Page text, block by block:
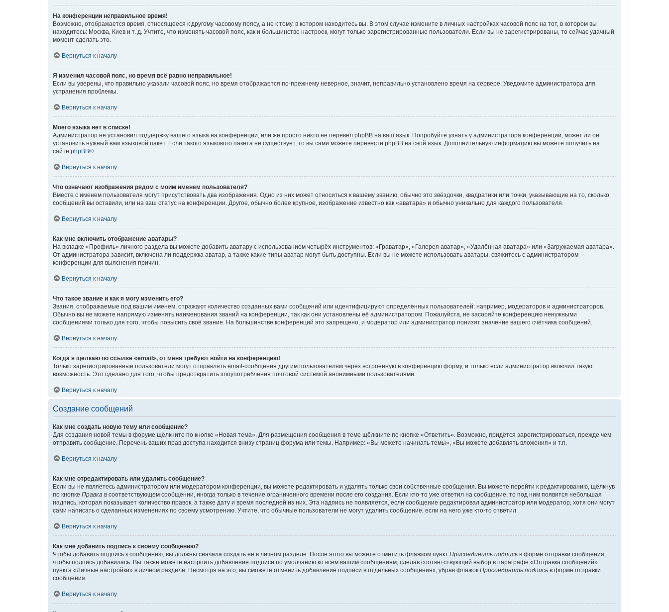
На конференции неправильное время!
Возможно, отображается время, относящееся к другому часовому поясу, а не к тому, в котором находитесь вы. В этом случае измените в личных настройках часовой пояс на тот, в котором вы
находитесь: Москва, Киев и т. д. Учтите, что изменять часовой пояс, как и большинство настроек, могут только зарегистрированные пользователи. Если вы не зарегистрированы, то сейчас удачный
момент сделать это.
Вернуться к началу
Я изменил часовой пояс, но время всё равно неправильное!
Если вы уверены, что правильно указали часовой пояс, но время отображается по-прежнему неверное, значит, неправильно установлено время на сервере. Уведомите администратора для
устранения проблемы.
Вернуться к началу
Моего языка нет в списке!
Администратор не установил поддержку вашего языка на конференции, или же просто никто не перевёл phpBB на ваш язык. Попробуйте узнать у администратора конференции, может ли он
установить нужный вам языковой пакет. Если такого языкового пакета не существует, то вы сами можете перевести phpBB на свой язык. Дополнительную информацию вы можете получить на
сайте phpBB®.
Вернуться к началу
Что означают изображения рядом с моим именем пользователя?
Вместе с именем пользователя могут присутствовать два изображения. Одно из них может относиться к вашему званию, обычно это звёздочки, квадратики или точки, указывающие на то, сколько
сообщений вы оставили, или на ваш статус на конференции. Другое, обычно более крупное, изображение известно как «аватара» и обычно уникально для каждого пользователя.
Вернуться к началу
Как мне включить отображение аватары?
На вкладке «Профиль» личного раздела вы можете добавить аватару с использованием четырёх инструментов: «Граватар», «Галерея аватар», «Удалённая аватара» или «Загружаемая аватара».
От администратора зависит, включена ли поддержка аватар, а также какие типы аватар могут быть доступны. Если вы не можете использовать аватары, свяжитесь с администратором
конференции для выяснения причин.
Вернуться к началу
Что такое звание и как я могу изменить его?
Звания, отображаемые под вашим именем, отражают количество созданных вами сообщений или идентифицируют определённых пользователей: например, модераторов и администраторов.
Обычно вы не можете напрямую изменять наименования званий на конференции, так как они установлены её администратором. Пожалуйста, не засоряйте конференцию ненужными
сообщениями только для того, чтобы повысить своё звание. На большинстве конференций это запрещено, и модератор или администратор понизят значение вашего счётчика сообщений.
Вернуться к началу
Когда я щёлкаю по ссылке «email», от меня требуют войти на конференцию!
Только зарегистрированные пользователи могут отправлять email-сообщения другим пользователям через встроенную в конференцию форму, и только если администратор включил такую
возможность. Это сделано для того, чтобы предотвратить злоупотребления почтовой системой анонимными пользователями.
Вернуться к началу
Создание сообщений
Как мне создать новую тему или сообщение?
Для создания новой темы в форуме щёлкните по кнопке «Новая тема». Для размещения сообщения в теме щёлкните по кнопке «Ответить». Возможно, придётся зарегистрироваться, прежде чем
отправить сообщение. Перечень ваших прав доступа находится внизу страниц форума или темы. Например: «Вы можете начинать темы», «Вы можете добавлять вложения» и т.п.
Вернуться к началу
Как мне отредактировать или удалить сообщение?
Если вы не являетесь администратором или модератором конференции, вы можете редактировать и удалять только свои собственные сообщения. Вы можете перейти к редактированию, щёлкнув
по кнопке Правка в соответствующем сообщении, иногда только в течение ограниченного времени после его создания. Если кто-то уже ответил на сообщение, то под ним появится небольшая
надпись, которая показывает количество правок, а также дату и время последней из них. Эта надпись не появляется, если сообщение редактировал администратор или модератор, хотя они могут
сами написать о сделанных изменениях по своему усмотрению. Учтите, что обычные пользователи не могут удалить сообщение, если на него уже кто-то ответил.
Вернуться к началу
Как мне добавить подпись к своему сообщению?
Чтобы добавить подпись к сообщению, вы должны сначала создать её в личном разделе. После этого вы можете отметить флажком пункт Присоединить подпись в форме отправки сообщения,
чтобы подпись добавилась. Вы также можете настроить добавление подписи по умолчанию ко всем вашим сообщениям, сделав соответствующий выбор в параграфе «Отправка сообщений»
пункта «Личные настройки» в личном разделе. Несмотря на это, вы сможете отменить добавление подписи в отдельных сообщениях, убрав флажок Присоединить подпись в форме отправки
сообщения.
Вернуться к началу